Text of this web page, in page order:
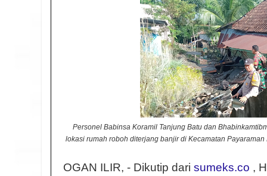
Personel Babinsa Koramil Tanjung Batu dan
lokasi rumah roboh diterjang banjir di Kecamatan
OGAN ILIR, - Dikutip dari sumeks.co ,